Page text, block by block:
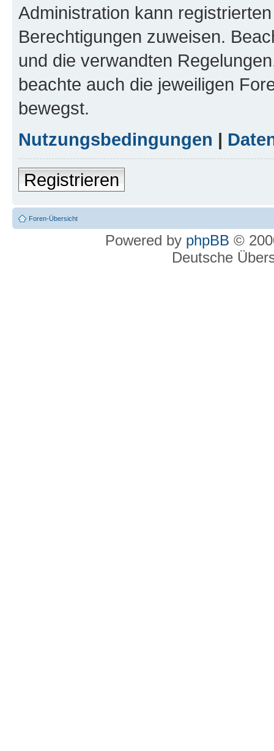
Administration kann
Berechtigungen zuweisen.
und die verwandten
beachte auch die jeweiligen
bewegst.
Nutzungsbedingungen |
Registrieren
Foren-Übersicht
Powered by phpBB ©
Deutsche